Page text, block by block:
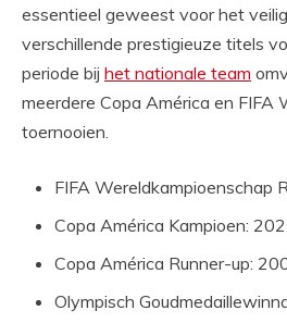
essentieel geweest voor het
verschillende prestigieuze titels
periode bij het nationale team
meerdere Copa América en FIFA
toernooien.
FIFA Wereldkampioenschap
Copa América Kampioen:
Copa América Runner-up:
Olympisch